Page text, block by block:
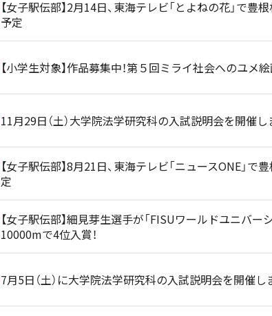
【女子駅伝部】2月14日、東海テレビ「とよねの花」で
予定
【小学生対象】作品募集中！第５回ミライ社会へのユメ
11月29日（土）大学院法学研究科の入試説明会を開催し
【女子駅伝部】8月21日、東海テレビ「ニュースONE」
定
【女子駅伝部】細見芽生選手が「FISUワールドユニバー
10000mで4位入賞！
7月5日（土）に大学院法学研究科の入試説明会を開催し